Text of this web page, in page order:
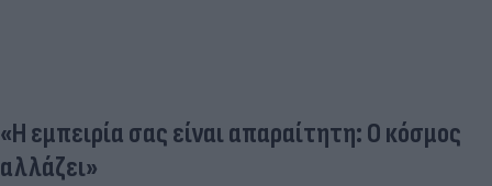
«Η εμπειρία σας είναι απαραίτητη: Ο κόσμος
αλλάζει»